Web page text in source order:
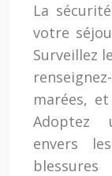
La
votre
Surveillez
marées,
Adoptez
envers